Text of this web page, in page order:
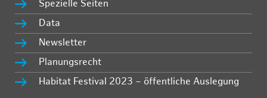
Spezielle Seiten
Data
Newsletter
Planungsrecht
Habitat Festival 2023 – öffentliche Auslegung